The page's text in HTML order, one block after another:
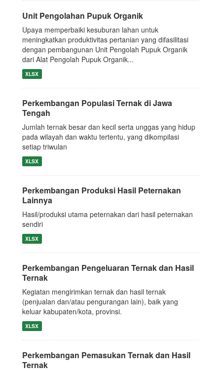
Unit Pengolahan Pupuk Organik
Upaya memperbaiki kesuburan lahan untuk
meningkatkan produktivitas pertanian yang difasilitasi
dengan pembangunan Unit Pengolah Pupuk Organik
dari Alat Pengolah Pupuk Organik...
XLSX
Perkembangan Populasi Ternak di Jawa
Tengah
Jumlah ternak besar dan kecil serta unggas yang hidup
pada wilayah dan waktu tertentu, yang dikompilasi
setiap triwulan
XLSX
Perkembangan Produksi Hasil Peternakan
Lainnya
Hasil/produksi utama peternakan dari hasil peternakan
sendiri
XLSX
Perkembangan Pengeluaran Ternak dan Hasil
Ternak
Kegiatan mengirimkan ternak dan hasil ternak
(penjualan dan/atau pengurangan lain), baik yang
keluar kabupaten/kota, provinsi.
XLSX
Perkembangan Pemasukan Ternak dan Hasil
Ternak